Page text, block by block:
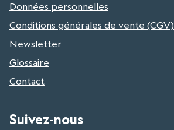
Données personnelles
Conditions générales de vente (CGV)
Newsletter
Glossaire
Contact
Suivez-nous